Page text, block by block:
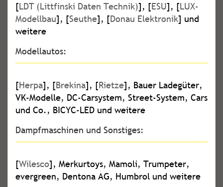
[LDT (Littfinski Daten Technik)], [ESU], [LUX-
Modellbau], [Seuthe], [Donau Elektronik] und
weitere
Modellautos:
[Herpa], [Brekina], [Rietze], Bauer Ladegüter,
VK-Modelle, DC-Carsystem, Street-System, Cars
und Co., BICYC-LED und weitere
Dampfmaschinen und Sonstiges:
[Wilesco], Merkurtoys, Mamoli, Trumpeter,
evergreen, Dentona AG, Humbrol und weitere